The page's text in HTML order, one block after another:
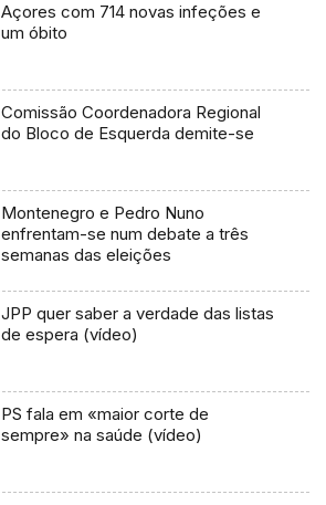
Açores com 714 novas infeções e
um óbito
Comissão Coordenadora Regional
do Bloco de Esquerda demite-se
Montenegro e Pedro Nuno
enfrentam-se num debate a três
semanas das eleições
JPP quer saber a verdade das listas
de espera (vídeo)
PS fala em «maior corte de
sempre» na saúde (vídeo)